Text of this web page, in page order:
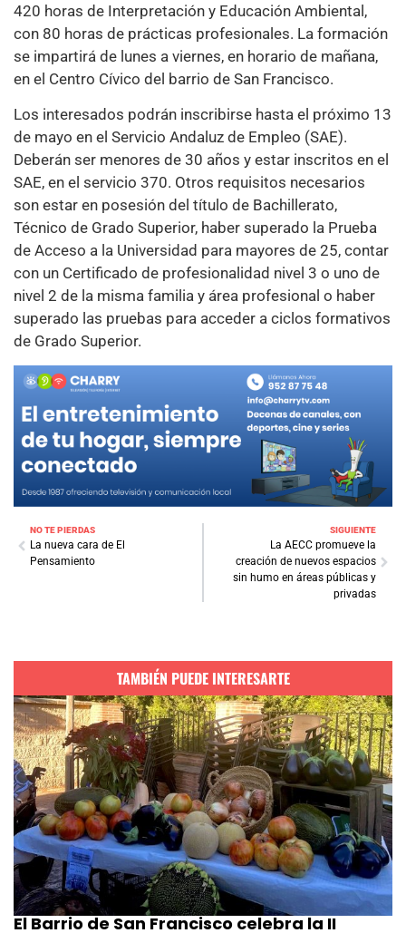
420 horas de Interpretación y Educación Ambiental,
con 80 horas de prácticas profesionales. La formación
se impartirá de lunes a viernes, en horario de mañana,
en el Centro Cívico del barrio de San Francisco.
Los interesados podrán inscribirse hasta el próximo 13
de mayo en el Servicio Andaluz de Empleo (SAE).
Deberán ser menores de 30 años y estar inscritos en el
SAE, en el servicio 370. Otros requisitos necesarios
son estar en posesión del título de Bachillerato,
Técnico de Grado Superior, haber superado la Prueba
de Acceso a la Universidad para mayores de 25, contar
con un Certificado de profesionalidad nivel 3 o uno de
nivel 2 de la misma familia y área profesional o haber
superado las pruebas para acceder a ciclos formativos
de Grado Superior.
NO TE PIERDAS
La nueva cara de El
Pensamiento
SIGUIENTE
La AECC promueve la
creación de nuevos espacios
sin humo en áreas públicas y
privadas
TAMBIÉN PUEDE INTERESARTE
El Barrio de San Francisco celebra la II